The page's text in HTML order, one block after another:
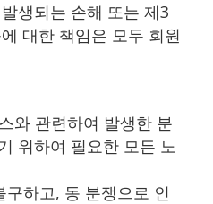
생되는 손해 또는 제3
대한 책임은 모두 회원
와 관련하여 발생한 분
위하여 필요한 모든 노
하고, 동 분쟁으로 인